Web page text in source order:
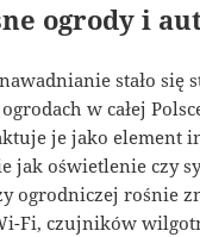
ogrody i
stało się
w całej
je jako element
jak oświetlenie czy
ogrodniczej rośnie
Fi, czujników